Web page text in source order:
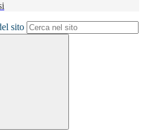
sito